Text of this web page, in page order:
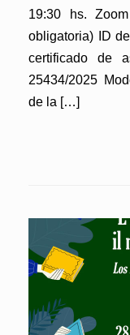
19:30 hs.
obligatoria) ID
certificado de
25434/2025
de la […]